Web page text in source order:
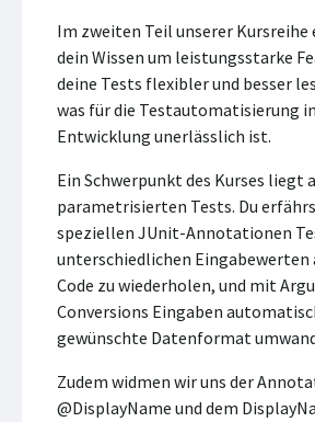
Im zweiten Teil unserer Kursreihe
dein Wissen um leistungsstarke
deine Tests flexibler und besser
was für die Testautomatisierung
Entwicklung unerlässlich ist.
Ein Schwerpunkt des Kurses liegt
parametrisierten Tests. Du
speziellen JUnit-Annotationen
unterschiedlichen Eingabewerten
Code zu wiederholen, und mit
Conversions Eingaben
gewünschte Datenformat
Zudem widmen wir uns der
@DisplayName und dem